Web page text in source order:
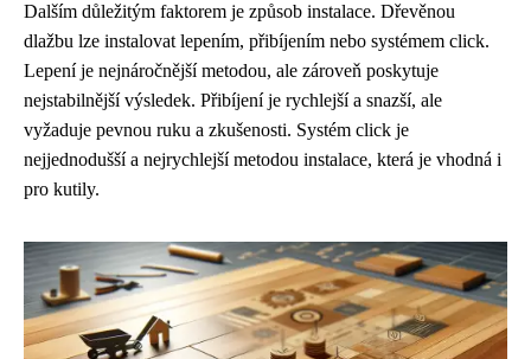
Dalším důležitým faktorem je způsob instalace. Dřevěnou
dlažbu lze instalovat lepením, přibíjením nebo systémem click.
Lepení je nejnáročnější metodou, ale zároveň poskytuje
nejstabilnější výsledek. Přibíjení je rychlejší a snazší, ale
vyžaduje pevnou ruku a zkušenosti. Systém click je
nejjednodušší a nejrychlejší metodou instalace, která je vhodná i
pro kutily.